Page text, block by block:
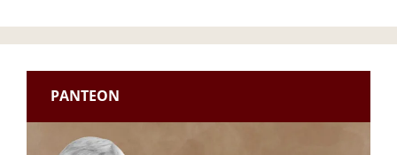
PANTEON